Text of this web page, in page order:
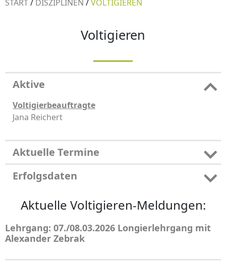
START/ DISZIPLINEN /VOLTIGIEREN
Voltigieren
Aktive
Voltigierbeauftragte
Jana Reichert
Aktuelle Termine
Erfolgsdaten
Aktuelle Voltigieren-Meldungen:
Lehrgang: 07./08.03.2026 Longierlehrgang mit
Alexander Zebrak